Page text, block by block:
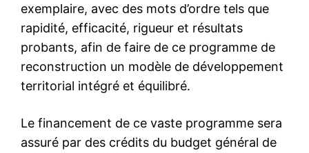
exemplaire, avec des mots d’ordre tels que
rapidité, efficacité, rigueur et résultats
probants, afin de faire de ce programme de
reconstruction un modèle de développement
territorial intégré et équilibré.
Le financement de ce vaste programme sera
assuré par des crédits du budget général de